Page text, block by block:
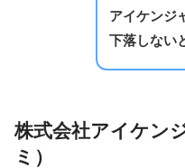
アイケンジ
下落しない
株式会社アイケン
ミ）